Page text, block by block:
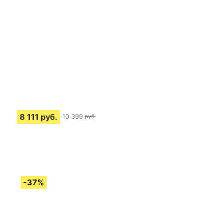
8 111 руб. 10 399 руб.